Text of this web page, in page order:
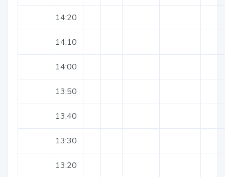
14:20
14:10
14:00
13:50
13:40
13:30
13:20